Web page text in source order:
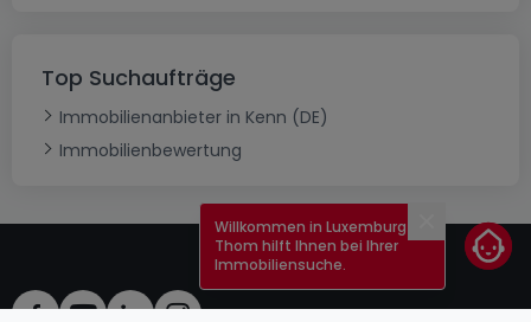
Top Suchaufträge
Immobilienanbieter in Kenn (DE)
Immobilienbewertung
Schließen
Willkommen in Luxemburg!
Thom hilft Ihnen bei Ihrer
Immobiliensuche.